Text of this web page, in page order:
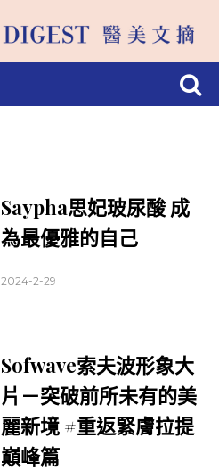
Saypha思妃玻尿酸 成
為最優雅的自己
2024-2-29
Sofwave索夫波形象大
片－突破前所未有的美
麗新境 #重返緊膚拉提
巔峰篇